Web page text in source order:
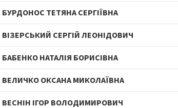
БУРДОНОС ТЕТЯНА СЕРГІЇВНА
ВІЗЕРСЬКИЙ СЕРГІЙ ЛЕОНІДОВИЧ
БАБЕНКО НАТАЛІЯ БОРИСІВНА
ВЕЛИЧКО ОКСАНА МИКОЛАЇВНА
ВЕСНІН ІГОР ВОЛОДИМИРОВИЧ